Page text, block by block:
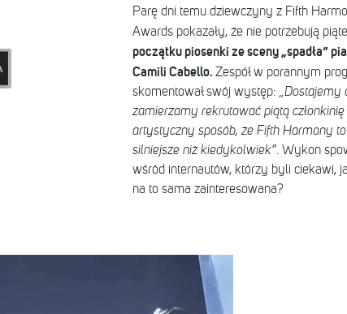
Parę dni temu dziewczyny z Fifth
Awards pokazały, że nie potrzebują
początku piosenki ze sceny „spadła”
Camili Cabello. Zespół w porannym
skomentował swój występ: „Dostajemy
zamierzamy rekrutować piątą
artystyczny sposób, że Fifth Harmony
silniejsze niż kiedykolwiek”. Wykon
wśród internautów, którzy byli ciekawi,
na to sama zainteresowana?